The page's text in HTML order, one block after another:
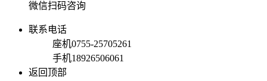
微信扫码咨询
联系电话
座机0755-25705261
手机18926506061
返回顶部